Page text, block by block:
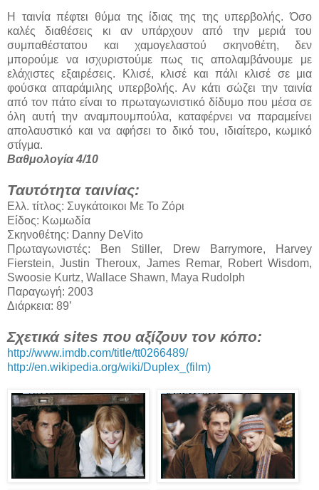
Η ταινία πέφτει θύμα της ίδιας της της υπερβολής. Όσο
καλές διαθέσεις κι αν υπάρχουν από την μεριά του
συμπαθέστατου και χαμογελαστού σκηνοθέτη, δεν
μπορούμε να ισχυριστούμε πως τις απολαμβάνουμε με
ελάχιστες εξαιρέσεις. Κλισέ, κλισέ και πάλι κλισέ σε μια
φούσκα απαράμιλης υπερβολής. Αν κάτι σώζει την ταινία
από τον πάτο είναι το πρωταγωνιστικό δίδυμο που μέσα σε
όλη αυτή την αναμπουμπούλα, καταφέρνει να παραμείνει
απολαυστικό και να αφήσει το δικό του, ιδιαίτερο, κωμικό
στίγμα.
Βαθμολογία 4/10
Ταυτότητα ταινίας:
Ελλ. τίτλος: Συγκάτοικοι Με Το Ζόρι
Είδος: Κωμωδία
Σκηνοθέτης: Danny DeVito
Πρωταγωνιστές: Ben Stiller, Drew Barrymore, Harvey
Fierstein, Justin Theroux, James Remar, Robert Wisdom,
Swoosie Kurtz, Wallace Shawn, Maya Rudolph
Παραγωγή: 2003
Διάρκεια: 89’
Σχετικά sites που αξίζουν τον κόπο:
http://www.imdb.com/title/tt0266489/
http://en.wikipedia.org/wiki/Duplex_(film)